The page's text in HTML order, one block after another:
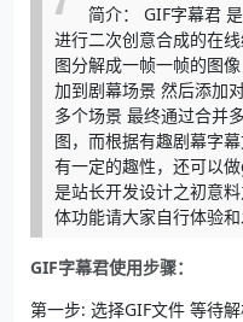
简介： GIF字幕君
进行二次创意合成的在
图分解成一帧一帧的图
加到剧幕场景 然后添加
多个场景 最终通过合并
图，而根据有趣剧幕字
有一定的趣性，还可以
是站长开发设计之初意
体功能请大家自行体验
GIF字幕君使用步骤：
第一步: 选择GIF文件 等待